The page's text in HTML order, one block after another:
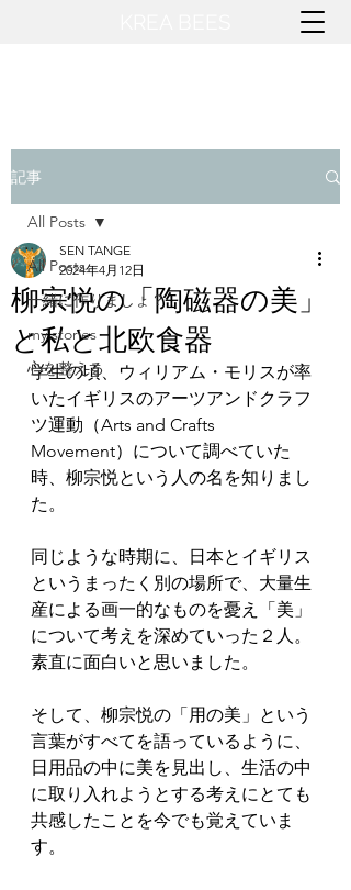
記事
All Posts
一緒に作りましょ？
my stories
心を整える
All Posts
柳宗悦の「陶磁器の美」
と私と北欧食器
SEN TANGE
2024年4月12日
学生の頃、ウィリアム・モリスが率
いたイギリスのアーツアンドクラフ
ツ運動（Arts and Crafts
Movement）について調べていた
時、柳宗悦という人の名を知りまし
た。
同じような時期に、日本とイギリス
というまったく別の場所で、大量生
産による画一的なものを憂え「美」
について考えを深めていった２人。
素直に面白いと思いました。
そして、柳宗悦の「用の美」という
言葉がすべてを語っているように、
日用品の中に美を見出し、生活の中
に取り入れようとする考えにとても
共感したことを今でも覚えていま
す。